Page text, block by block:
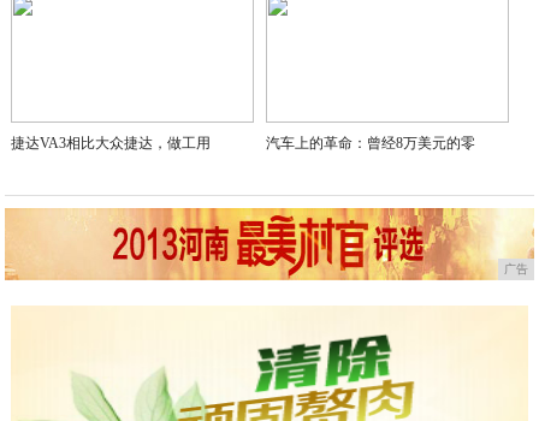
捷达VA3相比大众捷达，做工用 汽车上的革命：曾经8万美元的零
广告